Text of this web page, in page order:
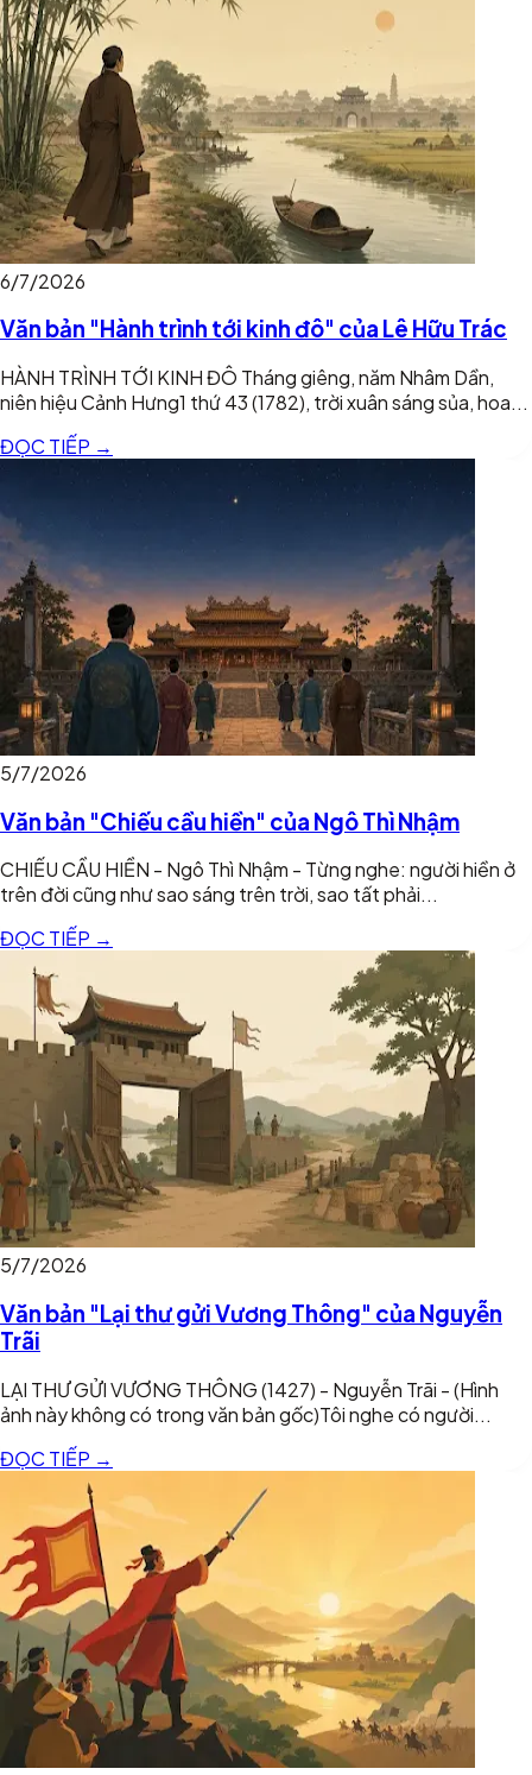
6/7/2026
Văn bản "Hành trình tới kinh đô" của Lê Hữu Trác
HÀNH TRÌNH TỚI KINH ĐÔ Tháng giêng, năm Nhâm Dần,
niên hiệu Cảnh Hưng1 thứ 43 (1782), trời xuân sáng sủa, hoa...
ĐỌC TIẾP →
5/7/2026
Văn bản "Chiếu cầu hiền" của Ngô Thì Nhậm
CHIẾU CẦU HIỀN - Ngô Thì Nhậm - Từng nghe: người hiền ở
trên đời cũng như sao sáng trên trời, sao tất phải...
ĐỌC TIẾP →
5/7/2026
Văn bản "Lại thư gửi Vương Thông" của Nguyễn
Trãi
LẠI THƯ GỬI VƯƠNG THÔNG (1427) - Nguyễn Trãi - (Hình
ảnh này không có trong văn bản gốc)Tôi nghe có người...
ĐỌC TIẾP →